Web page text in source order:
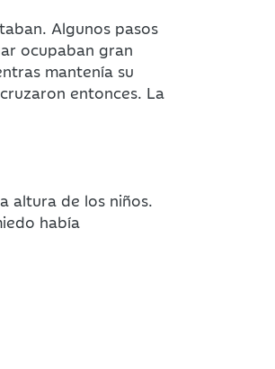
Algunos pasos
ocupaban gran
mantenía su
entonces. La
altura de los niños.
había